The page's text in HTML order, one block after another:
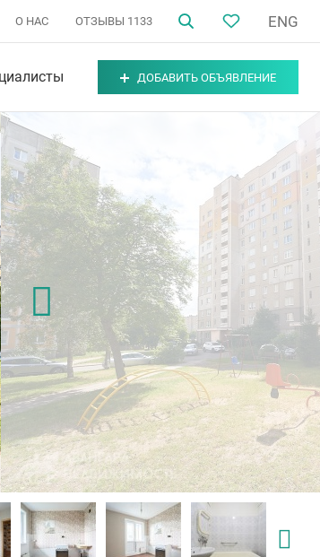
О НАС ОТЗЫВЫ 1133 ENG
ДОБАВИТЬ ОБЪЯВЛЕНИЕ